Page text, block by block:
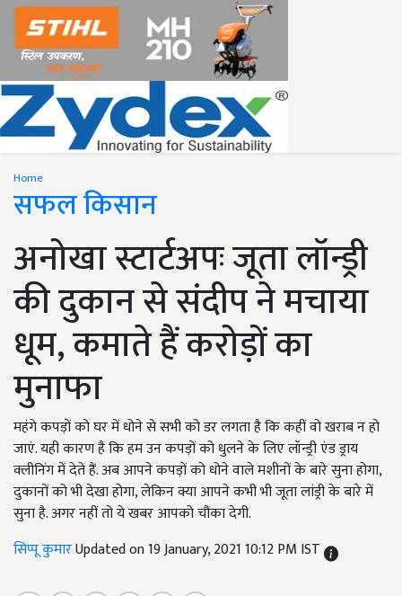
Home
सफल किसान
अनोखा स्टार्टअपः जूता लॉन्ड्री
की दुकान से संदीप ने मचाया
धूम, कमाते हैं करोड़ों का
मुनाफा
महंगे कपड़ों को घर में धोने से सभी को डर लगता है कि कहीं वो खराब न हो
जाएं. यही कारण है कि हम उन कपड़ों को धुलने के लिए लॉन्ड्री एंड ड्राय
क्लीनिंग में देते हैं. अब आपने कपड़ों को धोने वाले मशीनों के बारे सुना होगा,
दुकानों को भी देखा होगा, लेकिन क्या आपने कभी भी जूता लांड्री के बारे में
सुना है. अगर नहीं तो ये खबर आपको चौंका देगी.
सिप्पू कुमारUpdated on 19 January, 2021 10:12 PM IST